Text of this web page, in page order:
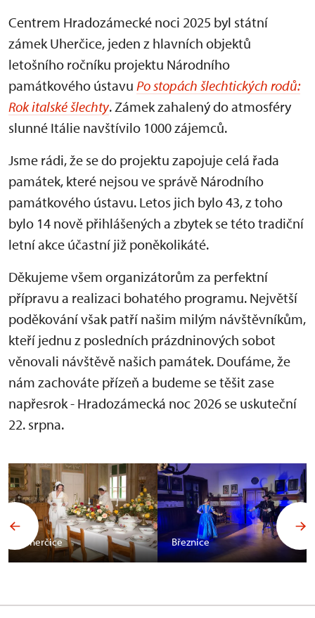
Centrem Hradozámecké noci 2025 byl státní
zámek Uherčice, jeden z hlavních objektů
letošního ročníku projektu Národního
památkového ústavu Po stopách šlechtických rodů:
Rok italské šlechty. Zámek zahalený do atmosféry
slunné Itálie navštívilo 1000 zájemců.
Jsme rádi, že se do projektu zapojuje celá řada
památek, které nejsou ve správě Národního
památkového ústavu. Letos jich bylo 43, z toho
bylo 14 nově přihlášených a zbytek se této tradiční
letní akce účastní již poněkolikáté.
Děkujeme všem organizátorům za perfektní
přípravu a realizaci bohatého programu. Největší
poděkování však patří našim milým návštěvníkům,
kteří jednu z posledních prázdninových sobot
věnovali návštěvě našich památek. Doufáme, že
nám zachováte přízeň a budeme se těšit zase
napřesrok - Hradozámecká noc 2026 se uskuteční
22. srpna.
Uherčice Březnice